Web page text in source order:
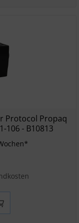
Protocol Propaq
106 - B10813